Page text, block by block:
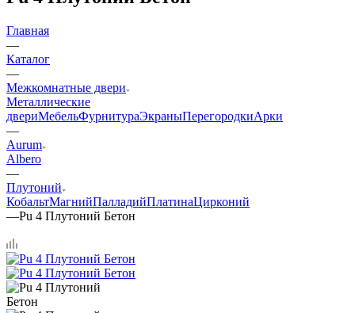
Главная
—
Каталог
—
Межкомнатные двери
Металлические
двериМебельФурнитураЭкраныПерегородкиАрки
—
Aurum
Albero
—
Плутоний
КобальтМагнийПалладийПлатинаЦирконий
—Pu 4 Плутоний Бетон